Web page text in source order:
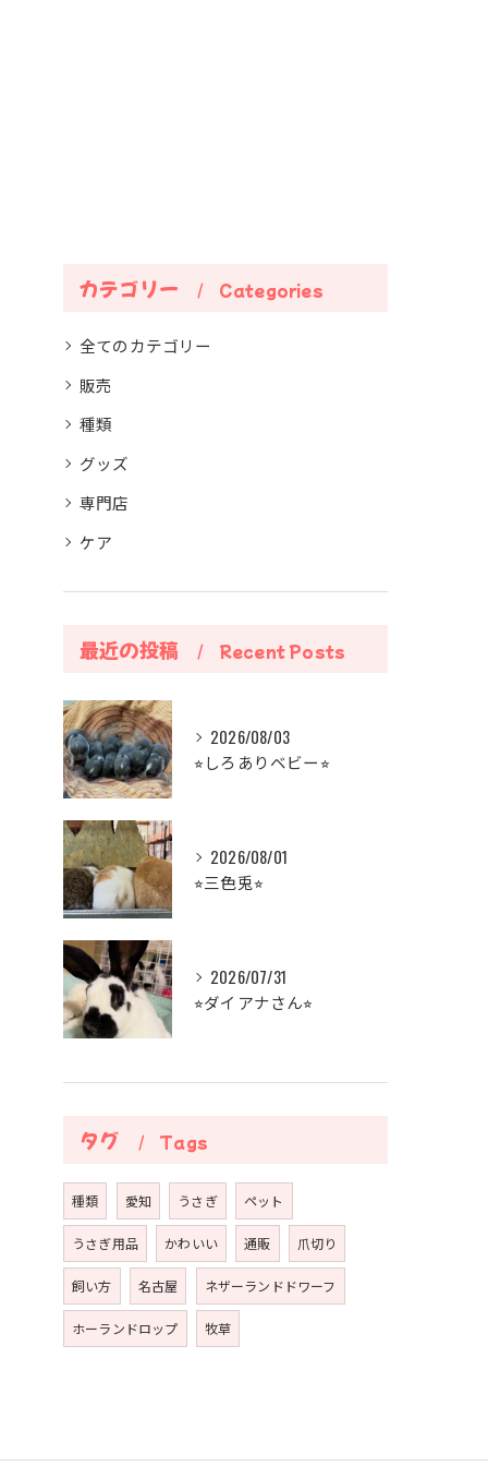
カテゴリー Categories
全てのカテゴリー
販売
種類
グッズ
専門店
ケア
最近の投稿 Recent Posts
2026/08/03
⭐︎しろありベビー⭐︎
2026/08/01
⭐︎三色兎⭐︎
2026/07/31
⭐︎ダイアナさん⭐︎
タグ Tags
種類 愛知 うさぎ ペット
うさぎ用品 かわいい 通販 爪切り
飼い方 名古屋 ネザーランドドワーフ
ホーランドロップ 牧草